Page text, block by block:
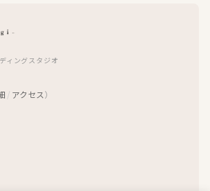
ィングスタジオ
/ アクセス）